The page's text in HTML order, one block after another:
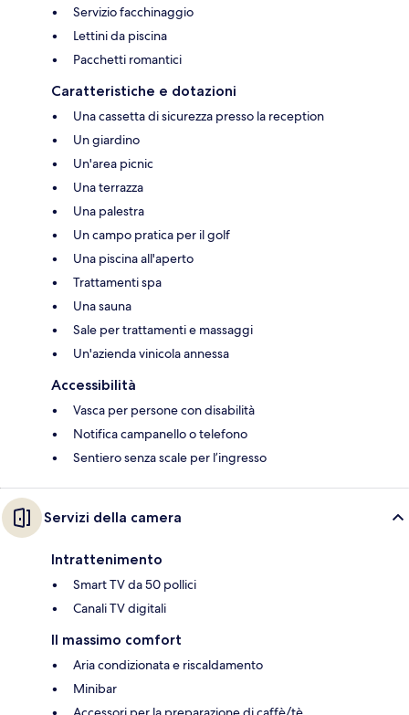
Servizio facchinaggio
Lettini da piscina
Pacchetti romantici
Caratteristiche e dotazioni
Una cassetta di sicurezza presso la reception
Un giardino
Un'area picnic
Una terrazza
Una palestra
Un campo pratica per il golf
Una piscina all'aperto
Trattamenti spa
Una sauna
Sale per trattamenti e massaggi
Un'azienda vinicola annessa
Accessibilità
Vasca per persone con disabilità
Notifica campanello o telefono
Sentiero senza scale per l’ingresso
Servizi della camera
Intrattenimento
Smart TV da 50 pollici
Canali TV digitali
Il massimo comfort
Aria condizionata e riscaldamento
Minibar